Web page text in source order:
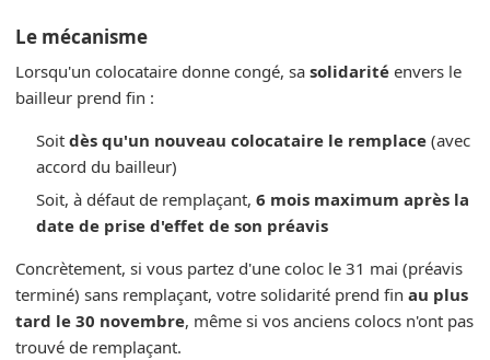
Le mécanisme
Lorsqu'un colocataire donne congé, sa solidarité envers le
bailleur prend fin :
Soit dès qu'un nouveau colocataire le remplace(avec
accord du bailleur)
Soit, à défaut de remplaçant, 6 mois maximum après la
date de prise d'effet de son préavis
Concrètement, si vous partez d'une coloc le 31 mai (préavis
terminé) sans remplaçant, votre solidarité prend fin au plus
tard le 30 novembre, même si vos anciens colocs n'ont pas
trouvé de remplaçant.